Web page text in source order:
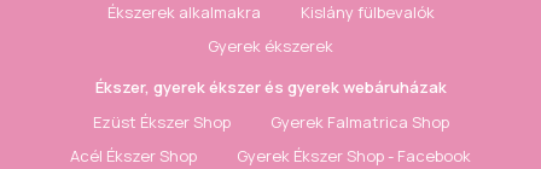
Ékszerek alkalmakra
Kislány fülbevalók
Gyerek ékszerek
Ékszer, gyerek ékszer és gyerek webáruházak
Ezüst Ékszer Shop
Gyerek Falmatrica Shop
Acél Ékszer Shop
Gyerek Ékszer Shop - Facebook